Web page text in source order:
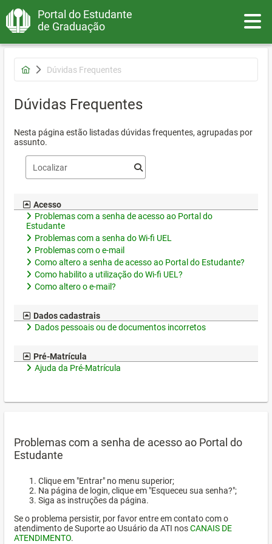
Portal do Estudante
de Graduação
Dúvidas Frequentes
Dúvidas Frequentes
Nesta página estão listadas dúvidas frequentes, agrupadas por
assunto.
Acesso
Problemas com a senha de acesso ao Portal do
Estudante
Problemas com a senha do Wi-fi UEL
Problemas com o e-mail
Como altero a senha de acesso ao Portal do Estudante?
Como habilito a utilização do Wi-fi UEL?
Como altero o e-mail?
Dados cadastrais
Dados pessoais ou de documentos incorretos
Pré-Matrícula
Ajuda da Pré-Matrícula
Problemas com a senha de acesso ao Portal do
Estudante
Clique em "Entrar" no menu superior;
Na página de login, clique em "Esqueceu sua senha?";
Siga as instruções da página.
Se o problema persistir, por favor entre em contato com o
atendimento de Suporte ao Usuário da ATI nosCANAIS DE
ATENDIMENTO.